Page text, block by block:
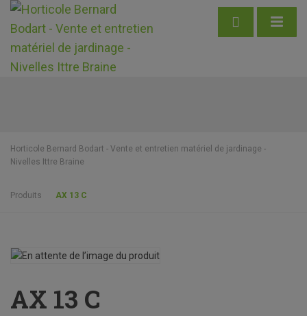
Horticole Bernard Bodart - Vente et entretien matériel de jardinage -
Nivelles Ittre Braine
Produits AX 13 C
AX 13 C